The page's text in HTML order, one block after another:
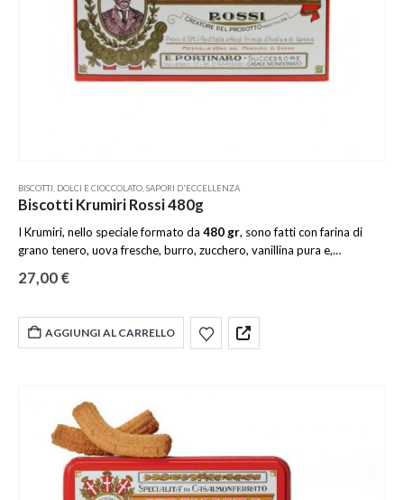
BISCOTTI DOLCI E CIOCCOLATO SAPORI D'ECCELLENZA
Biscotti Krumiri Rossi 480g
I Krumiri, nello speciale formato da 480 gr, sono fatti con farina di
grano tenero, uova fresche, burro, zucchero, vanillina pura e,
ammorbidire l’impasto e a donare ai Krumiri quel profumo speciale e
27,00 €
AGGIUNGI AL CARRELLO